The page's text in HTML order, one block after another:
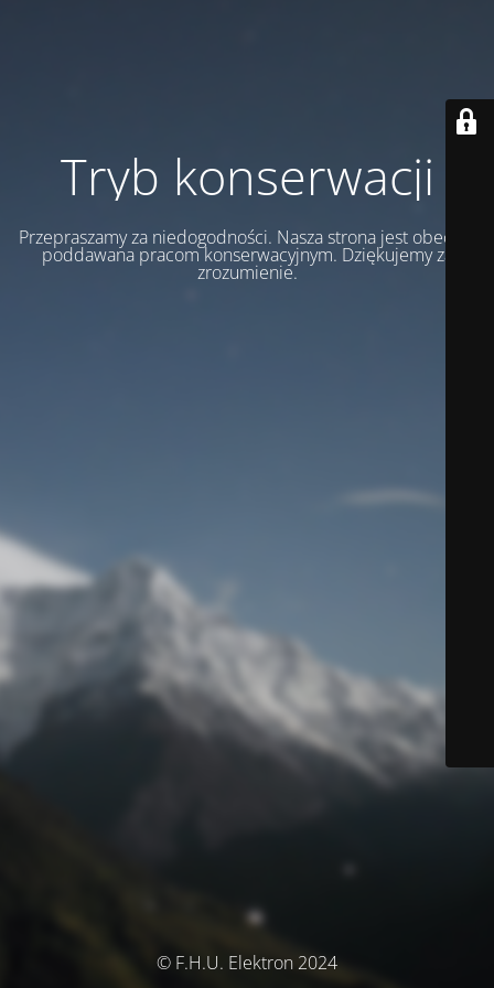
Tryb konserwacji
Przepraszamy za niedogodności. Nasza strona jest obecnie
poddawana pracom konserwacyjnym. Dziękujemy za
zrozumienie.
© F.H.U. Elektron 2024